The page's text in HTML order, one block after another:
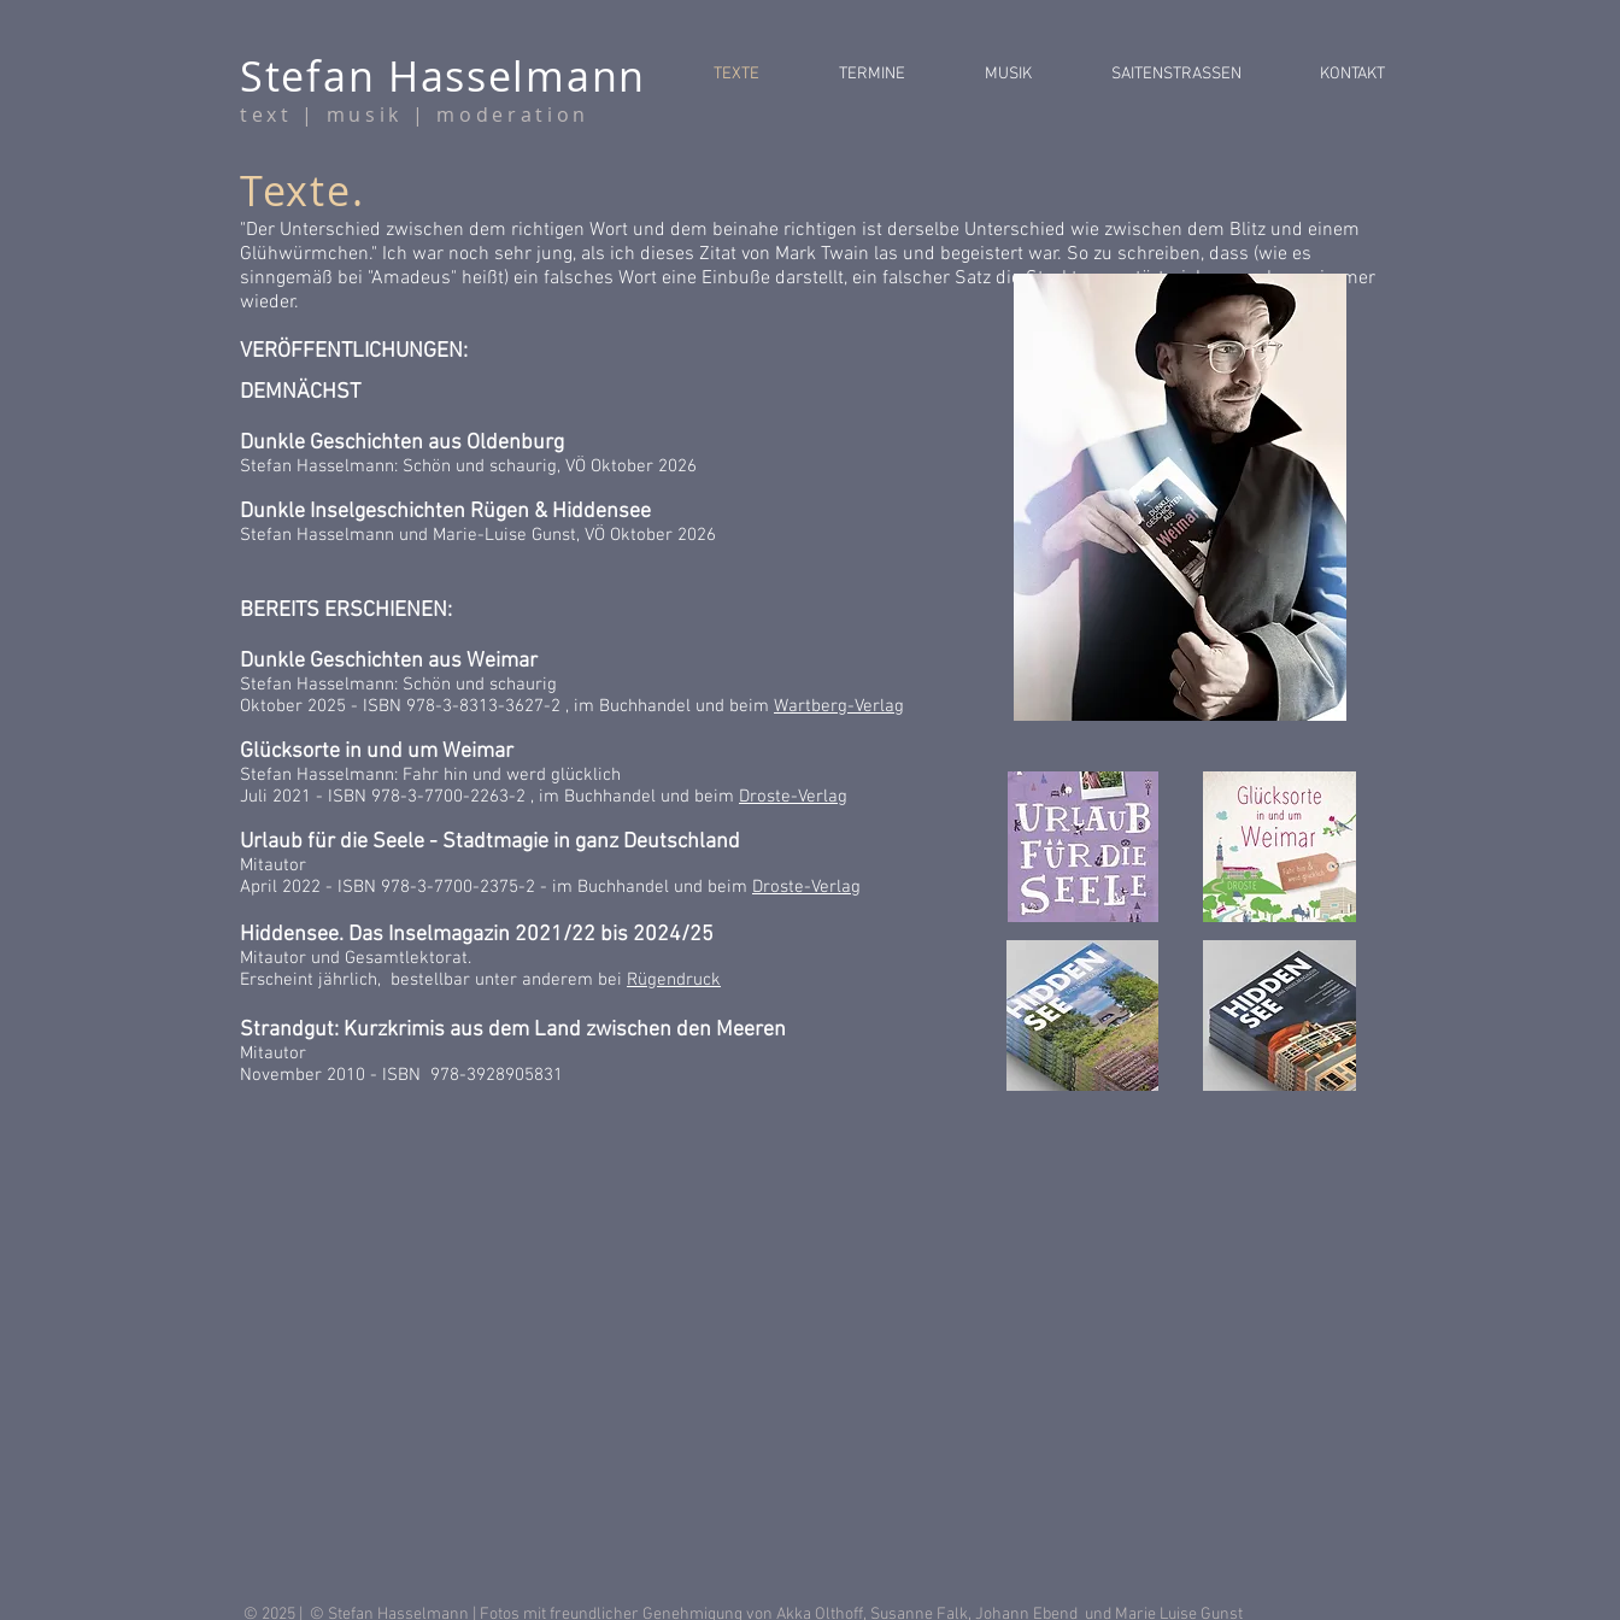
Stefan Hasselmann
text | musik | moderation
TEXTE TERMINE MUSIK SAITENSTRASSEN KONTAKT
Texte.
"Der Unterschied zwischen dem richtigen Wort und dem beinahe richtigen ist derselbe Unterschied wie zwischen dem Blitz und einem
Glühwürmchen." Ich war noch sehr jung, als ich dieses Zitat von Mark Twain las und begeistert war. So zu schreiben, dass (wie es
sinngemäß bei "Amadeus" heißt) ein falsches Wort eine Einbuße darstellt, ein falscher Satz die Struktur zerstört - ich versuche es, immer
wieder.
VERÖFFENTLICHUNGEN:
BEREITS ERSCHIENEN:
Dunkle Geschichten aus Weimar
Stefan Hasselmann: Schön und schaurig
Oktober 2025 - ISBN 978-3-8313-3627-2 , im Buchhandel und beim Wartberg-Verlag
Glücksorte in und um Weimar
Stefan Hasselmann: Fahr hin und werd glücklich
Juli 2021 - ISBN 978-3-7700-2263-2 , im Buchhandel und beim Droste-Verlag
Urlaub für die Seele - Stadtmagie in ganz Deutschland
Mitautor
April 2022 - ISBN 978-3-7700-2375-2 - im Buchhandel und beim Droste-Verlag
DEMNÄCHST
Dunkle Geschichten aus Oldenburg
Stefan Hasselmann: Schön und schaurig, VÖ Oktober 2026
Dunkle Inselgeschichten Rügen & Hiddensee
Stefan Hasselmann und Marie-Luise Gunst, VÖ Oktober 2026
Hiddensee. Das Inselmagazin 2021/22 bis 2024/25
Mitautor und Gesamtlektorat.
Erscheint jährlich, bestellbar unter anderem bei Rügendruck
Strandgut: Kurzkrimis aus dem Land zwischen den Meeren
Mitautor
November 2010 - ISBN ‎ 978-3928905831
© 2025 | © Stefan Hasselmann | Fotos mit freundlicher Genehmigung von Akka Olthoff, Susanne Falk, Johann Ebend und Marie Luise Gunst